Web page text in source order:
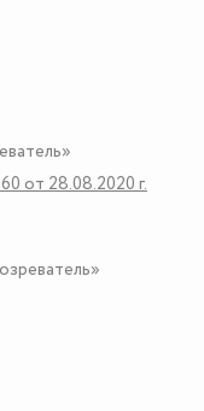
от 28.08.2020 г.